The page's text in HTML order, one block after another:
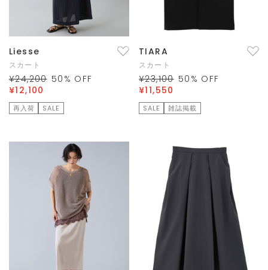
Liesse
スカート
¥24,200 50 % OFF
¥12,100
再入荷 SALE
TIARA
スカート
¥23,100 50 % OFF
¥11,550
SALE 雑誌掲載